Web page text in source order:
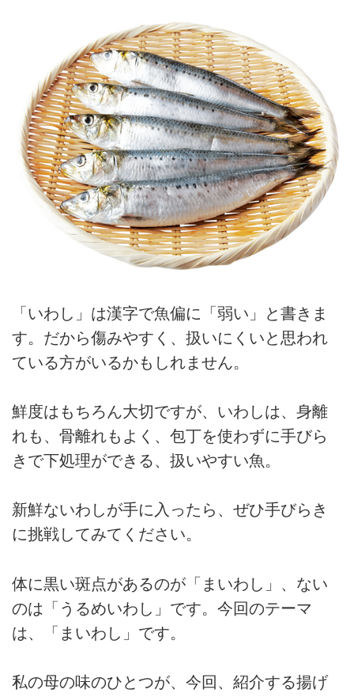
「いわし」は漢字で魚偏に「弱い」と書きま
す。だから傷みやすく、扱いにくいと思われ
ている方がいるかもしれません。
鮮度はもちろん大切ですが、いわしは、身離
れも、骨離れもよく、包丁を使わずに手びら
きで下処理ができる、扱いやすい魚。
新鮮ないわしが手に入ったら、ぜひ手びらき
に挑戦してみてください。
体に黒い斑点があるのが「まいわし」、ない
のは「うるめいわし」です。今回のテーマ
は、「まいわし」です。
私の母の味のひとつが、今回、紹介する揚げ